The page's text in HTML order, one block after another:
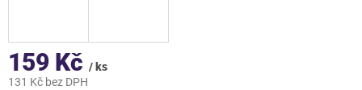
159 Kč / ks
131 Kč bez DPH